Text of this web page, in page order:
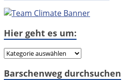
Hier geht es um:
Hier
es
Barschenweg durchsuchen